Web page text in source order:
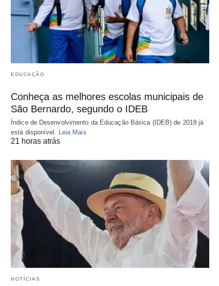
EDUCAÇÃO
Conheça as melhores escolas municipais de
São Bernardo, segundo o IDEB
Índice de Desenvolvimento da Educação Básica (IDEB) de 2019 já
está disponível.
Leia Mais
21 horas atrás
NOTÍCIAS